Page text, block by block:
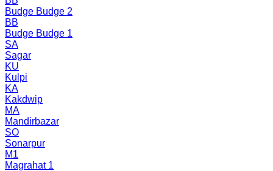
Budge Budge 2
BB
Budge Budge 1
SA
Sagar
KU
Kulpi
KA
Kakdwip
MA
Mandirbazar
SO
Sonarpur
M1
Magrahat 1